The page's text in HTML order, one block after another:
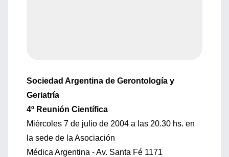
Sociedad Argentina de Gerontología y
Geriatría
4º Reunión Científica
Miércoles 7 de julio de 2004 a las 20.30 hs. en
la sede de la Asociación
Médica Argentina - Av. Santa Fé 1171